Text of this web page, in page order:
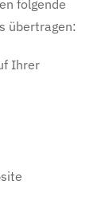
folgende
übertragen:
Ihrer